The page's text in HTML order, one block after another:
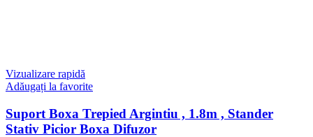
Vizualizare rapidă
Adăugați la favorite
Suport Boxa Trepied Argintiu , 1.8m , Stander
Stativ Picior Boxa Difuzor